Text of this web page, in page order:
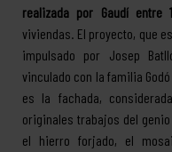
realizada por Gaudí entre
viviendas. El proyecto, que
impulsado por Josep
vinculado con la familia
es la fachada,
originales trabajos del
el hierro forjado, el